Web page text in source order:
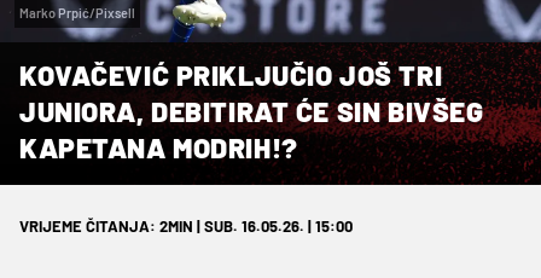
Marko Prpić/Pixsell
KOVAČEVIĆ PRIKLJUČIO JOŠ TRI
JUNIORA, DEBITIRAT ĆE SIN BIVŠEG
KAPETANA MODRIH!?
VRIJEME ČITANJA: 2MIN | SUB. 16.05.26. | 15:00